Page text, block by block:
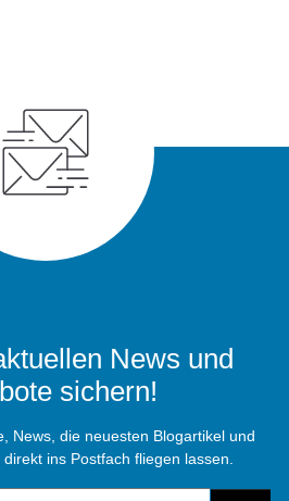
News und
sichern!
News, die neuesten Blogartikel und
ins Postfach fliegen lassen.